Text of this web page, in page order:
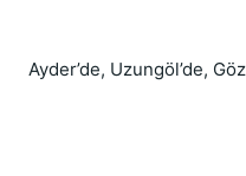
Ayder’de, Uzungöl’de,